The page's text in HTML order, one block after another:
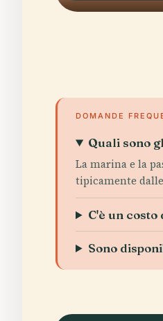
DOMANDE
Quali sono
La marina e la
tipicamente dalle
C'è un
Sono